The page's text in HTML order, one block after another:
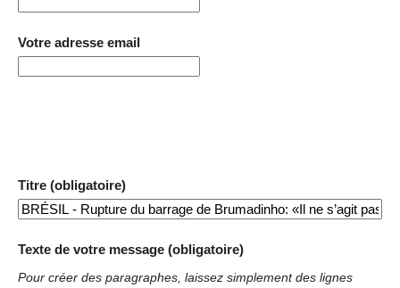
Votre adresse email
Titre (obligatoire)
Texte de votre message (obligatoire)
Pour créer des paragraphes, laissez simplement des lignes